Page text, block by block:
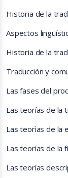
Historia de la
Aspectos
Historia de la
Traducción y
Las fases del
Las teorías de la
Las teorìas de la
Las teorías de la
Las teorías